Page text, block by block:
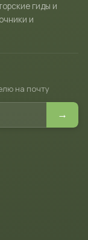
гиды и
и
на почту
→